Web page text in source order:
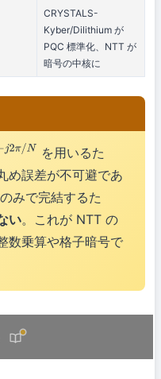
CRYSTALS-
Kyber/Dilithium が
PQC 標準化、NTT が
暗号の中核に
j2π/N を用いるた
め誤差が不可避であ
みで完結するた
い。これが NTT の
数乗算や格子暗号で